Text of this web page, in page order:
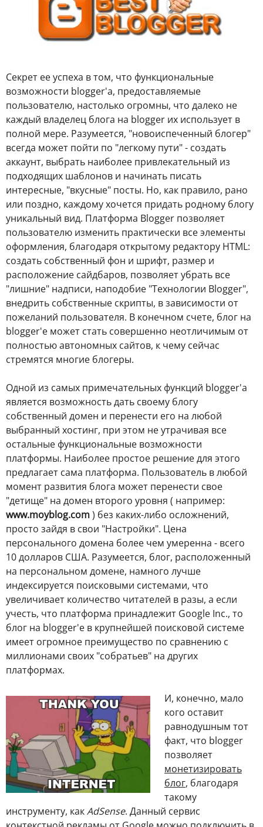
Секрет ее успеха в том, что функциональные
возможности blogger'а, предоставляемые
пользователю, настолько огромны, что далеко не
каждый владелец блога на blogger их использует в
полной мере. Разумеется, "новоиспеченный блогер"
всегда может пойти по "легкому пути" - создать
аккаунт, выбрать наиболее привлекательный из
подходящих шаблонов и начинать писать
интересные, "вкусные" посты. Но, как правило, рано
или поздно, каждому хочется придать родному блогу
уникальный вид. Платформа Blogger позволяет
пользователю изменить практически все элементы
оформления, благодаря открытому редактору HTML:
создать собственный фон и шрифт, размер и
расположение сайдбаров, позволяет убрать все
"лишние" надписи, наподобие "Технологии Blogger",
внедрить собственные скрипты, в зависимости от
пожеланий пользователя. В конечном счете, блог на
blogger'е может стать совершенно неотличимым от
полностью автономных сайтов, к чему сейчас
стремятся многие блогеры.
Одной из самых примечательных функций blogger'а
является возможность дать своему блогу
собственный домен и перенести его на любой
выбранный хостинг, при этом не утрачивая все
остальные функциональные возможности
платформы. Наиболее простое решение для этого
предлагает сама платформа. Пользователь в любой
момент развития блога может перенести свое
"детище" на домен второго уровня ( например:
www.moyblog.com) без каких-либо осложнений,
просто зайдя в свои "Настройки". Цена
персонального домена более чем умеренна - всего
10 долларов CША. Разумеется, блог, расположенный
на персональном домене, намного лучше
индексируется поисковыми системами, что
увеличивает количество читателей в разы, а если
учесть, что платформа принадлежит Google Inc., то
блог на blogger'e в крупнейшей поисковой системе
имеет огромное преимущество по сравнению с
миллионами своих "собратьев" на других
платформах.
И, конечно, мало
кого оставит
равнодушным тот
факт, что blogger
позволяет
монетизировать
блог, благодаря
такому
инструменту, какAdSense. Данный сервис